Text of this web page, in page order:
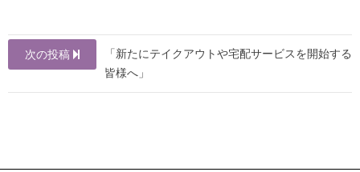
投
稿
ナ
次の投稿
「新たにテイクアウトや宅配サービスを開始する
皆様へ」